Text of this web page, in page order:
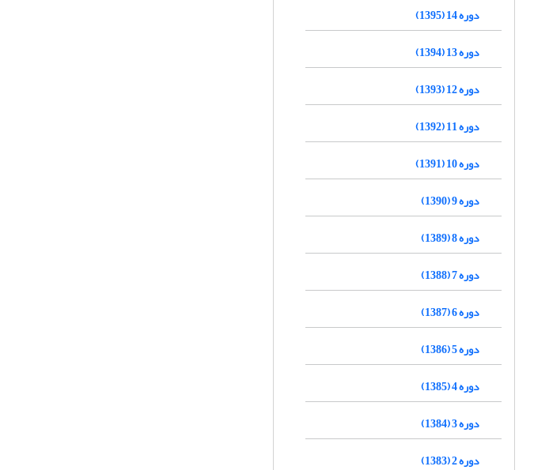
دوره 14 (1395)
دوره 13 (1394)
دوره 12 (1393)
دوره 11 (1392)
دوره 10 (1391)
دوره 9 (1390)
دوره 8 (1389)
دوره 7 (1388)
دوره 6 (1387)
دوره 5 (1386)
دوره 4 (1385)
دوره 3 (1384)
دوره 2 (1383)